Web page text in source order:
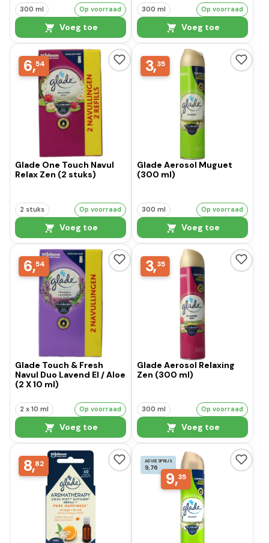
300 ml Op voorraad
Voeg toe
300 ml Op voorraad
Voeg toe
6,54
Glade One Touch Navul
Relax Zen (2 stuks)
2 stuks Op voorraad
Voeg toe
3,35
Glade Aerosol Muguet
(300 ml)
300 ml Op voorraad
Voeg toe
6,54
Glade Touch & Fresh
Navul Duo Lavend El / Aloe
(2 X 10 ml)
2 x 10 ml Op voorraad
Voeg toe
3,35
Glade Aerosol Relaxing
Zen (300 ml)
300 ml Op voorraad
Voeg toe
8,82 ADVIESPRIJS
9,76
9,35